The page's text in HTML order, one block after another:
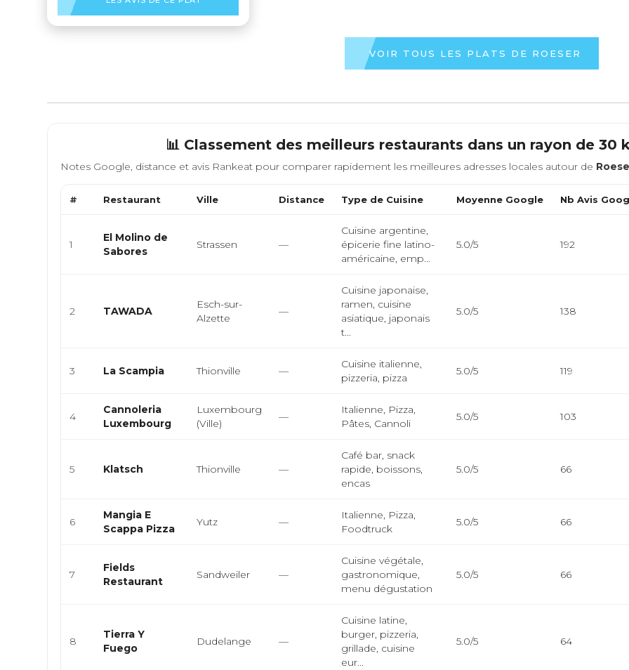
VOIR TOUS LES PLATS DE ROESER
📊 Classement des meilleurs restaurants dans un rayon de
Notes Google, distance et avis Rankeat pour comparer rapidement les meilleures adresses locales autour de
# Restaurant Ville Distance Type de Cuisine Moyenne Google Nb Avis
1
El Molino de
Sabores
Strassen —
Cuisine argentine,
épicerie fine latino-
américaine, emp...
5.0/5 192
2 TAWADA
Esch-sur-
Alzette
—
Cuisine japonaise,
ramen, cuisine
asiatique, japonais
t...
5.0/5 138
3 La Scampia Thionville —
Cuisine italienne,
pizzeria, pizza
5.0/5 119
4
Cannoleria
Luxembourg
Luxembourg
(Ville)
—
Italienne, Pizza,
Pâtes, Cannoli
5.0/5 103
5 Klatsch Thionville —
Café bar, snack
rapide, boissons,
encas
5.0/5 66
6
Mangia E
Scappa Pizza
Yutz —
Italienne, Pizza,
Foodtruck
5.0/5 66
7
Fields
Restaurant
Sandweiler —
Cuisine végétale,
gastronomique,
menu dégustation
5.0/5 66
8
Tierra Y
Fuego
Dudelange —
Cuisine latine,
burger, pizzeria,
grillade, cuisine
eur...
5.0/5 64